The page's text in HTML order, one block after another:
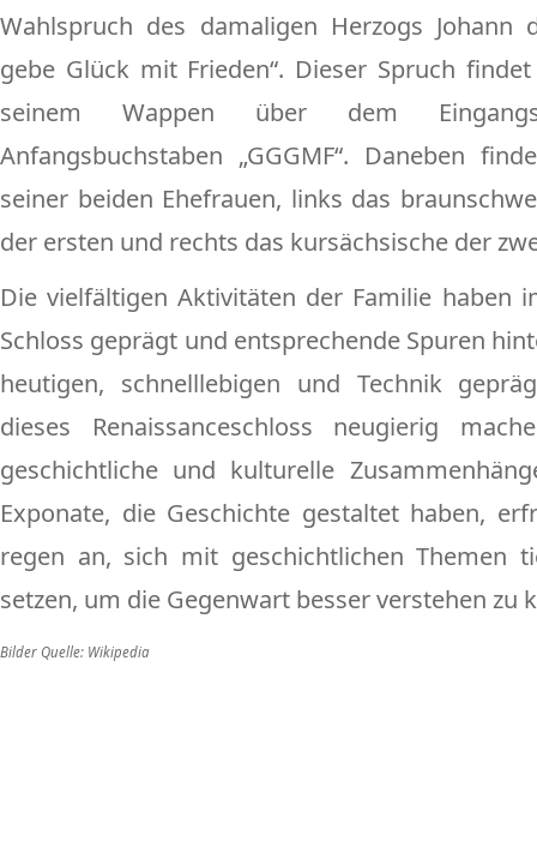
Wahlspruch des damaligen Herzogs Johann
gebe Glück mit Frieden“. Dieser Spruch
seinem Wappen über dem
Anfangsbuchstaben „GGGMF“. Daneben
seiner beiden Ehefrauen, links das
der ersten und rechts das kursächsische der
Die vielfältigen Aktivitäten der Familie haben
Schloss geprägt und entsprechende Spuren
heutigen, schnelllebigen und Technik
dieses Renaissanceschloss neugierig
geschichtliche und kulturelle
Exponate, die Geschichte gestaltet haben,
regen an, sich mit geschichtlichen Themen
setzen, um die Gegenwart besser verstehen zu
Bilder Quelle: Wikipedia